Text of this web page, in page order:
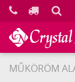
MŰKÖRÖM